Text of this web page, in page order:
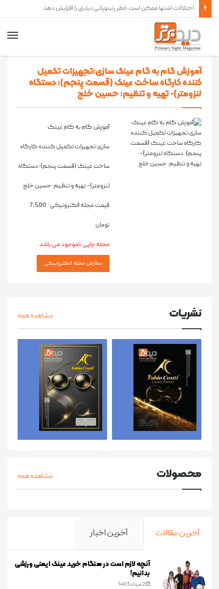
شماره 47 نشریه دید برتر منتشر شد
آموزش گام به گام عینک سازی:تجهیزات تکمیل
کننده کارگاه ساخت عینک (قسمت پنجم): دستگاه
لنزومتر)- تهيه و تنظيم: حسين خلج
آموزش گام به گام عینک
سازی:تجهیزات تکمیل کننده کارگاه
ساخت عینک (قسمت پنجم): دستگاه
لنزومتر)- تهيه و تنظيم: حسين خلج
قیمت مجله الکترونیکی : 7,500
تومان
مجله چاپی ناموجود می باشد
نشریات مشاهده همه
محصولات مشاهده همه
آخرین مقالات آخرین اخبار
آنچه لازم است در هنگام خرید عینک ایمنی ورزشی
بدانیم!
2 مرداد 1403